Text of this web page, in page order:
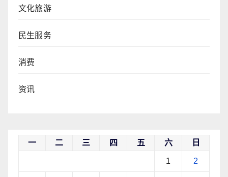
文化旅游
民生服务
消费
资讯
一 二 三 四 五 六 日
1 2